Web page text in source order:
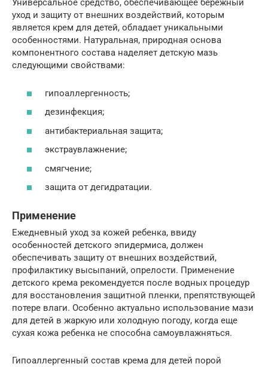
Универсальное средство, обеспечивающее бережный
уход и защиту от внешних воздействий, которым
является крем для детей, обладает уникальными
особенностями. Натуральная, природная основа
компонентного состава наделяет детскую мазь
следующими свойствами:
гипоаллергенность;
дезинфекция;
антибактериальная защита;
экстраувлажнение;
смягчение;
защита от дегидратации.
Применение
Ежедневный уход за кожей ребенка, ввиду
особенностей детского эпидермиса, должен
обеспечивать защиту от внешних воздействий,
профилактику высыпаний, опрелости. Применение
детского крема рекомендуется после водных процедур
для восстановления защитной пленки, препятствующей
потере влаги. Особенно актуально использование мази
для детей в жаркую или холодную погоду, когда еще
сухая кожа ребенка не способна самоувлажняться.
Гипоаллергенный состав крема для детей порой